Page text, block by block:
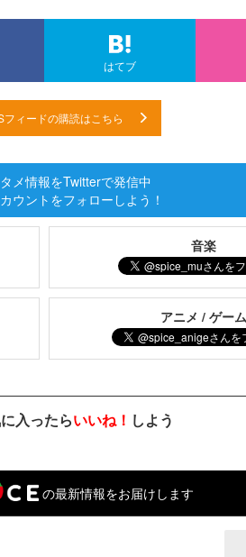
はてブ
ィードの購読はこちら
メ情報をTwitterで発信中
ウントをフォローしよう！
音楽
アニメ / ゲー
入ったらいいね！ しよう
の最新情報をお届けします